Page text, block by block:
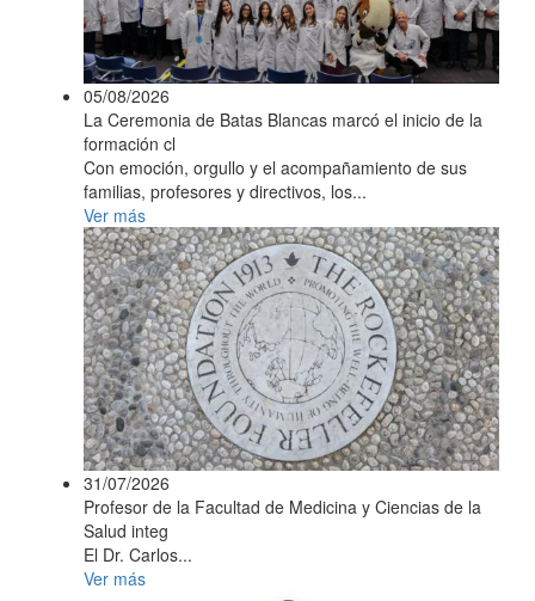
05/08/2026
La Ceremonia de Batas Blancas marcó el inicio de la
formación cl
Con emoción, orgullo y el acompañamiento de sus
familias, profesores y directivos, los...
Ver más
31/07/2026
Profesor de la Facultad de Medicina y Ciencias de la
Salud integ
El Dr. Carlos...
Ver más